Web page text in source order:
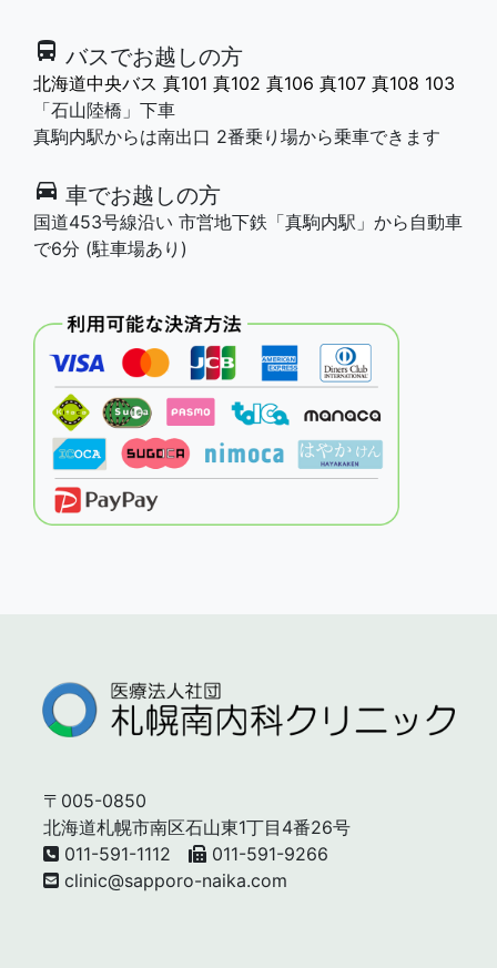
directions_bus バスでお越しの方
北海道中央バス 真101 真102 真106 真107 真108 103
「石山陸橋」下車
真駒内駅からは南出口 2番乗り場から乗車できます
directions_car 車でお越しの方
国道453号線沿い 市営地下鉄「真駒内駅」から自動車
で6分 (駐車場あり)
〒005-0850
北海道札幌市南区石山東1丁目4番26号
011-591-1112
011-591-9266
clinic@sapporo-naika.com